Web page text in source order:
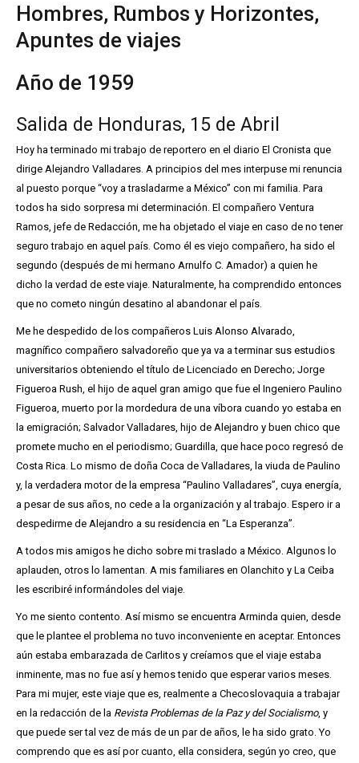
Hombres, Rumbos y Horizontes,
Apuntes de viajes
Año de 1959
Salida de Honduras, 15 de Abril
Hoy ha terminado mi trabajo de reportero en el diario El Cronista que
dirige Alejandro Valladares. A principios del mes interpuse mi renuncia
al puesto porque “voy a trasladarme a México” con mi familia. Para
todos ha sido sorpresa mi determinación. El compañero Ventura
Ramos, jefe de Redacción, me ha objetado el viaje en caso de no tener
seguro trabajo en aquel país. Como él es viejo compañero, ha sido el
segundo (después de mi hermano Arnulfo C. Amador) a quien he
dicho la verdad de este viaje. Naturalmente, ha comprendido entonces
que no cometo ningún desatino al abandonar el país.
Me he despedido de los compañeros Luis Alonso Alvarado,
magnífico compañero salvadoreño que ya va a terminar sus estudios
universitarios obteniendo el título de Licenciado en Derecho; Jorge
Figueroa Rush, el hijo de aquel gran amigo que fue el Ingeniero Paulino
Figueroa, muerto por la mordedura de una víbora cuando yo estaba en
la emigración; Salvador Valladares, hijo de Alejandro y buen chico que
promete mucho en el periodismo; Guardilla, que hace poco regresó de
Costa Rica. Lo mismo de doña Coca de Valladares, la viuda de Paulino
y, la verdadera motor de la empresa “Paulino Valladares”, cuya energía,
a pesar de sus años, no cede a la organización y al trabajo. Espero ir a
despedirme de Alejandro a su residencia en “La Esperanza”.
A todos mis amigos he dicho sobre mi traslado a México. Algunos lo
aplauden, otros lo lamentan. A mis familiares en Olanchito y La Ceiba
les escribiré informándoles del viaje.
Yo me siento contento. Así mismo se encuentra Arminda quien, desde
que le plantee el problema no tuvo inconveniente en aceptar. Entonces
aún estaba embarazada de Carlitos y creíamos que el viaje estaba
inminente, mas no fue así y hemos tenido que esperar varios meses.
Para mi mujer, este viaje que es, realmente a Checoslovaquia a trabajar
en la redacción de la Revista Problemas de la Paz y del Socialismo, y
que puede ser tal vez de más de un par de años, le ha sido grato. Yo
comprendo que es así por cuanto, ella considera, según yo creo, que